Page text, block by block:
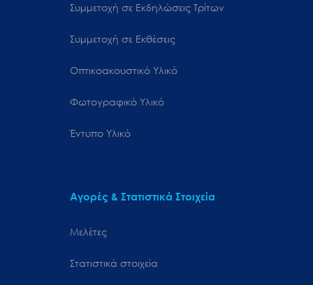
Συμμετοχή σε Εκδηλώσεις Τρίτων
Συμμετοχή σε Εκθέσεις
Οπτικοακουστικό Υλικό
Φωτογραφικό Υλικό
Έντυπο Υλικό
Αγορές & Στατιστικά Στοιχεία
Μελέτες
Στατιστικά στοιχεία